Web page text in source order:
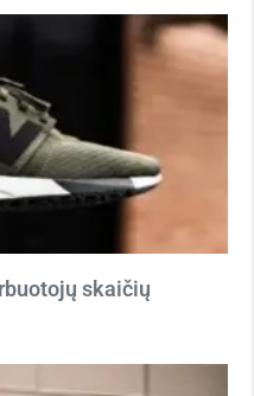
skaičių